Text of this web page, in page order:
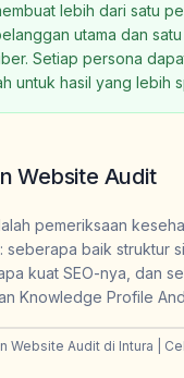
lebih dari satu
utama dan
Setiap persona
untuk hasil yang lebih
Website Audit
pemeriksaan
seberapa baik struktur
kuat SEO-nya, dan
Knowledge Profile
Website Audit di Intura |